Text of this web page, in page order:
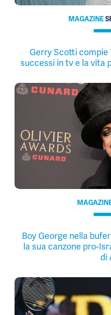
MAGAZINE
Gerry Scotti compie
successi in tv e la vita
Boy George nella
la sua canzone pro-
di